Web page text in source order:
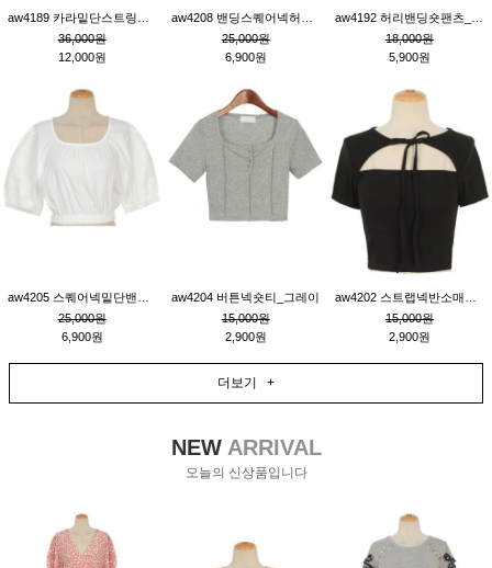
36,000원
12,000원
25,000원
6,900원
18,000원
5,900원
25,000원
6,900원
aw4204 버튼넥숏티_그레이
15,000원
2,900원
15,000원
2,900원
더보기 +
NEWARRIVAL
오늘의 신상품입니다